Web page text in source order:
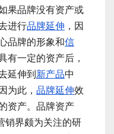
果品牌没有资产或
进行品牌延伸 ，因
品牌的形象和信
有一定的资产后，
延伸到 新产品中
为此， 品牌延伸效
资产。品牌资产
销界颇为关注的研